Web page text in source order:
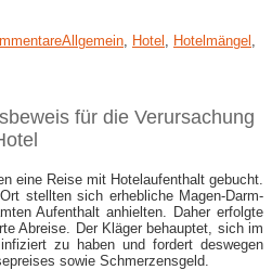
Allgemein Hotel Hotelmängel
für die Verursachung
eine Reise mit Hotelaufenthalt gebucht.
stellten sich erhebliche Magen-Darm-
Aufenthalt anhielten. Daher erfolgte
Abreise. Der Kläger behauptet, sich im
zu haben und fordert deswegen
sowie Schmerzensgeld.